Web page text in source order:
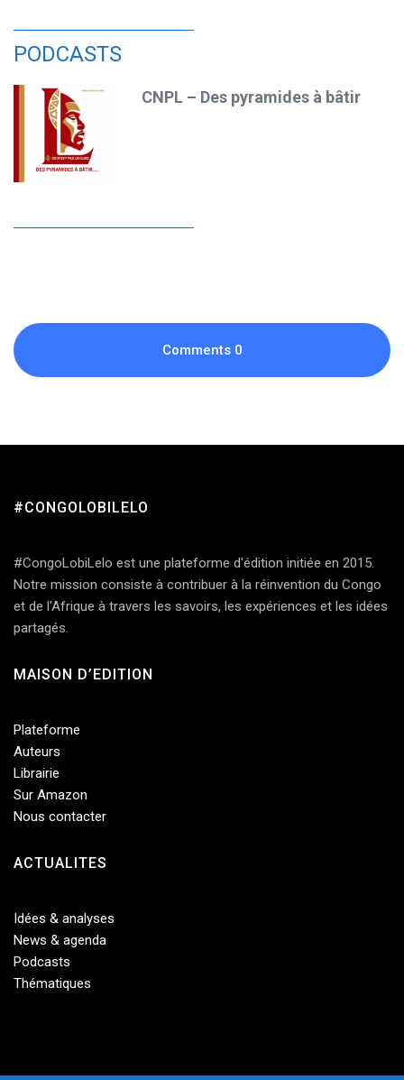
PODCASTS
CNPL – Des pyramides à bâtir
Comments 0
Enregistrer mon nom, mon e-mail et mon site dans le
navigateur pour mon prochain commentaire.
#CONGOLOBILELO
#CongoLobiLelo est une plateforme d'édition initiée en 2015.
Notre mission consiste à contribuer à la réinvention du Congo
et de l'Afrique à travers les savoirs, les expériences et les idées
partagés.
MAISON D’EDITION
Plateforme
Auteurs
Librairie
Sur Amazon
Nous contacter
ACTUALITES
Idées & analyses
News & agenda
Podcasts
Thématiques